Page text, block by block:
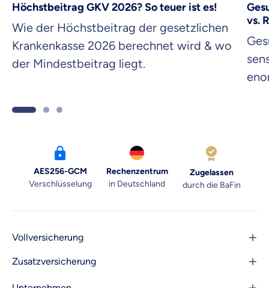
Höchstbeitrag GKV 2026? So teuer ist es!
Wie der Höchstbeitrag der gesetzlichen
Krankenkasse 2026 berechnet wird & wo
der Mindestbeitrag liegt.
vs.
AES256-GCM
Verschlüsselung
Rechenzentrum
in Deutschland
Zugelassen
durch die BaFin
Vollversicherung
Zusatzversicherung